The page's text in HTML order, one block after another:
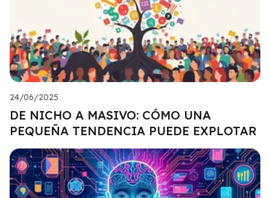
24/06/2025
DE NICHO A MASIVO: CÓMO UNA
PEQUEÑA TENDENCIA PUEDE EXPLOTAR